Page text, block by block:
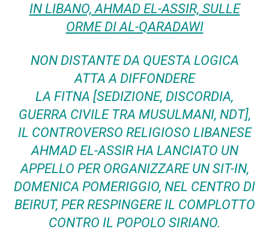
IN LIBANO, AHMAD EL-ASSIR, SULLE
ORME DI AL-QARADAWI
NON DISTANTE DA QUESTA LOGICA
ATTA A DIFFONDERE
LA FITNA [SEDIZIONE, DISCORDIA,
GUERRA CIVILE TRA MUSULMANI, NDT],
IL CONTROVERSO RELIGIOSO LIBANESE
AHMAD EL-ASSIR HA LANCIATO UN
APPELLO PER ORGANIZZARE UN SIT-IN,
DOMENICA POMERIGGIO, NEL CENTRO DI
BEIRUT, PER RESPINGERE IL COMPLOTTO
CONTRO IL POPOLO SIRIANO.